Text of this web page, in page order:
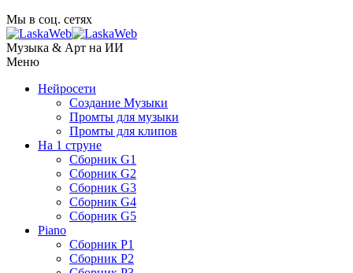
Мы в соц. сетях
Музыка & Арт на ИИ
Меню
Нейросети
Создание Музыки
Промты для музыки
Промты для клипов
На 1 струне
Сборник G1
Сборник G2
Сборник G3
Сборник G4
Сборник G5
Piano
Сборник P1
Сборник P2